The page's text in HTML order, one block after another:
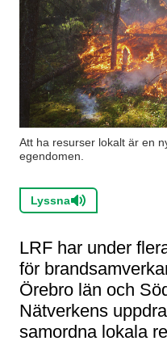
Att ha resurser lokalt är en
egendomen.
Lyssna
LRF har under
för
Örebro län och
Nätverkens
samordna lokala